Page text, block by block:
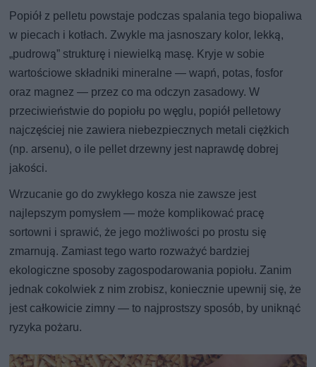
Popiół z pelletu powstaje podczas spalania tego biopaliwa
w piecach i kotłach. Zwykle ma jasnoszary kolor, lekką,
„pudrową” strukturę i niewielką masę. Kryje w sobie
wartościowe składniki mineralne — wapń, potas, fosfor
oraz magnez — przez co ma odczyn zasadowy. W
przeciwieństwie do popiołu po węglu, popiół pelletowy
najczęściej nie zawiera niebezpiecznych metali ciężkich
(np. arsenu), o ile pellet drzewny jest naprawdę dobrej
jakości.
Wrzucanie go do zwykłego kosza nie zawsze jest
najlepszym pomysłem — może komplikować pracę
sortowni i sprawić, że jego możliwości po prostu się
zmarnują. Zamiast tego warto rozważyć bardziej
ekologiczne sposoby zagospodarowania popiołu. Zanim
jednak cokolwiek z nim zrobisz, koniecznie upewnij się, że
jest całkowicie zimny — to najprostszy sposób, by uniknąć
ryzyka pożaru.